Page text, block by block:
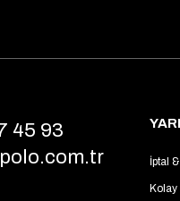
45 93
İptal
Kolay